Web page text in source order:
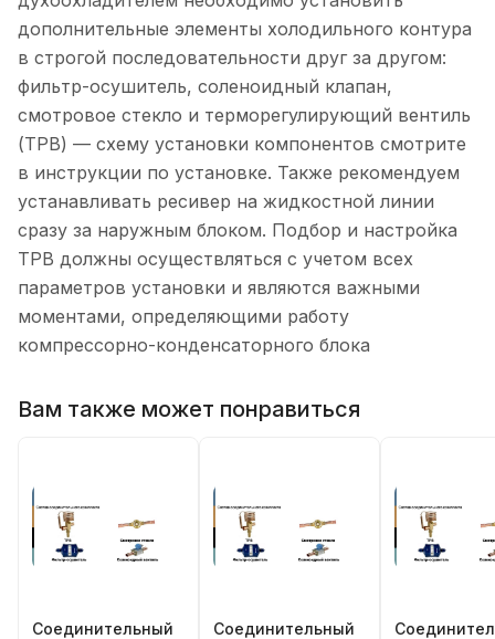
дополнительные элементы холодильного контура
в строгой последовательности друг за другом:
фильтр-осушитель, соленоидный клапан,
смотровое стекло и терморегулирующий вентиль
(ТРВ) — схему установки компонентов смотрите
в инструкции по установке. Также рекомендуем
устанавливать ресивер на жидкостной линии
сразу за наружным блоком. Подбор и настройка
ТРВ должны осуществляться с учетом всех
параметров установки и являются важными
моментами, определяющими работу
компрессорно-конденсаторного блока
Вам также может понравиться
Соединительный
Соединительный